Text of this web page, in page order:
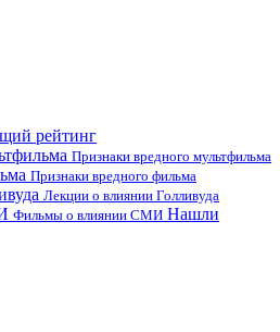
рейтинг
Признаки вредного мультфильма
Признаки вредного фильма
Лекции о влиянии Голливуда
Фильмы о влиянии СМИ Нашли